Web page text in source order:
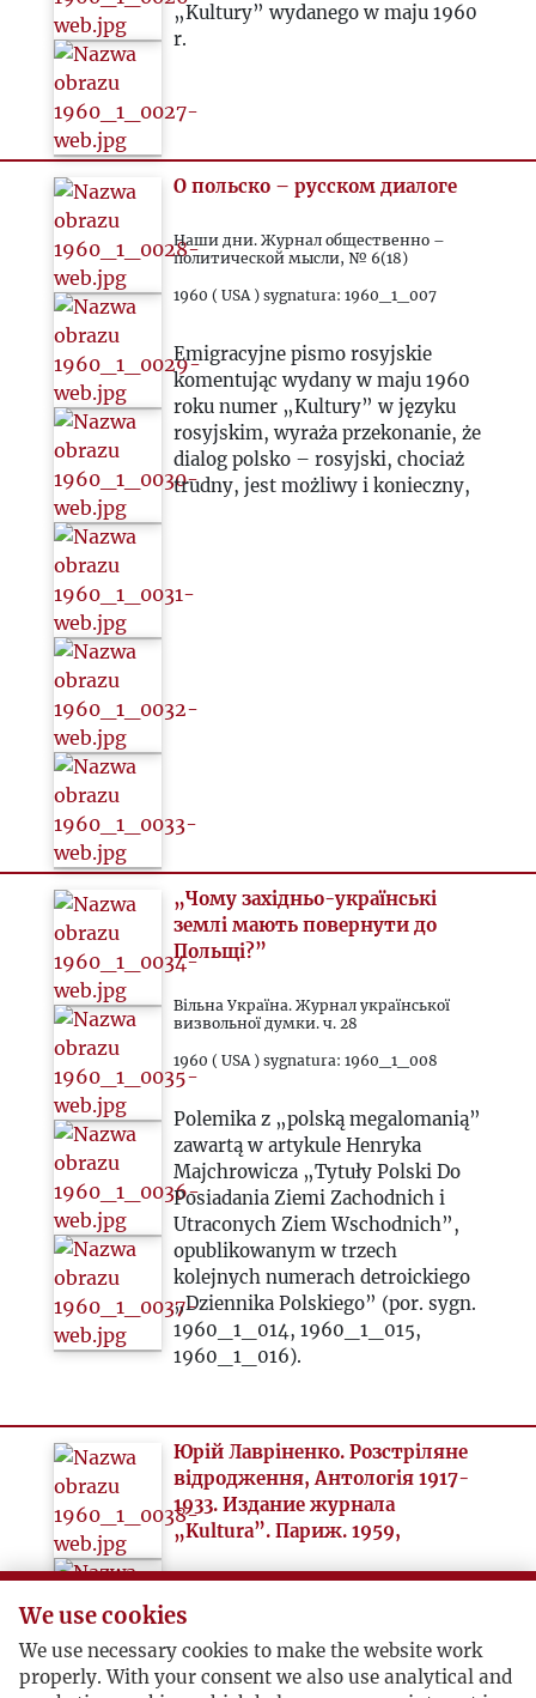
„Kultury” wydanego w maju 1960
r.
О польско – русском диалоге
Наши дни. Журнал общественно –
политической мысли, № 6(18)
1960 ( USA ) sygnatura: 1960_1_007
Emigracyjne pismo rosyjskie
komentując wydany w maju 1960
roku numer „Kultury” w języku
rosyjskim, wyraża przekonanie, że
dialog polsko – rosyjski, chociaż
trudny, jest możliwy i konieczny,
„Чому західньо-українські
землі мають повернути до
Польщі?”
Вільна Україна. Журнал української
визвольної думки. ч. 28
1960 ( USA ) sygnatura: 1960_1_008
Polemika z „polską megalomanią”
zawartą w artykule Henryka
Majchrowicza „Tytuły Polski Do
Posiadania Ziemi Zachodnich i
Utraconych Ziem Wschodnich”,
opublikowanym w trzech
kolejnych numerach detroickiego
„Dziennika Polskiego” (por. sygn.
1960_1_014, 1960_1_015,
1960_1_016).
Юрій Лавріненко. Розстріляне
відродження, Антологія 1917-
1933. Издание журнала
„Kultura”. Париж. 1959,
Новый журнал (Нью-Йорк), № 59
1960 ( USA ) sygnatura: 1960_1_009
We use cookies
We use necessary cookies to make the website work
properly. With your consent we also use analytical and